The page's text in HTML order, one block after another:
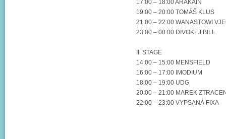
17:00 – 18:00 ARAKAIN
19:00 – 20:00 TOMÁŠ KLUS
21:00 – 22:00 WANASTOWI
23:00 – 00:00 DIVOKEJ BILL
II. STAGE
14:00 – 15:00 MENSFIELD
16:00 – 17:00 IMODIUM
18:00 – 19:00 UDG
20:00 – 21:00 MAREK
22:00 – 23:00 VYPSANÁ FIXA